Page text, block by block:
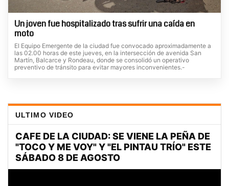
Un joven fue hospitalizado tras sufrir una caída en
moto
El Equipo Emergente de la ciudad fue convocado aproximadamente a
las 02.00 horas de este jueves, en la intersección de avenida San
Martín, Balcarce y Rondeau, donde se consolidó un operativo
preventivo de tránsito para evitar mayores inconvenientes.-
ULTIMO VIDEO